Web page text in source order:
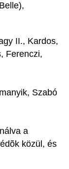
II., Kardos,
Ferenczi,
Szabó
a
közül, és